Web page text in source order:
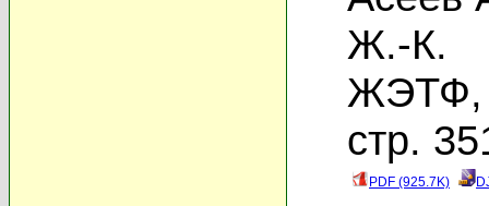
Ж.-К.
ЖЭТФ,
стр.
PDF (925.7K)